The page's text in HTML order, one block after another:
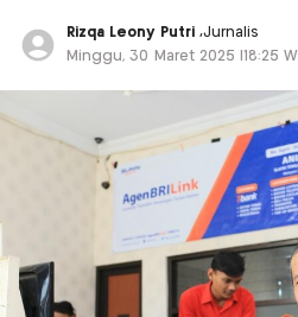
Rizqa Leony Putri ,Jurnalis
Minggu, 30 Maret 2025 |18:25